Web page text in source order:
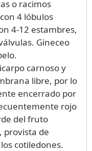
o racimos
4 lóbulos
4-12 estambres,
Gineceo
carnoso y
libre, por lo
encerrado por
rojo
del fruto
provista de
cotiledones.